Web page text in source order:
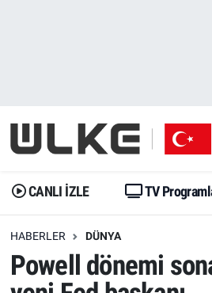
CANLI İZLE TV
HABERLER DÜNYA
Powell dönemi
Gündem
Dünya
Erişim Bilgileri
Gündem
Trend
Erişim Bilgileri
İstanbul Namaz Vakitleri
Trafik Durumu
Erişim Bilgileri